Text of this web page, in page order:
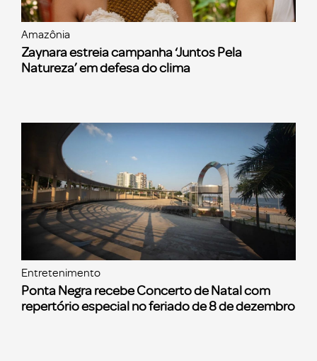
Amazônia
Zaynara estreia campanha ‘Juntos Pela
Natureza’ em defesa do clima
Entretenimento
Ponta Negra recebe Concerto de Natal com
repertório especial no feriado de 8 de dezembro